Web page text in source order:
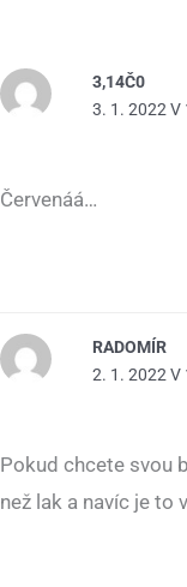
3,14Č0
3. 1. 2022 V
Červenáá…
RADOMÍR
2. 1. 2022 V
Pokud chcete svou
než lak a navíc je to